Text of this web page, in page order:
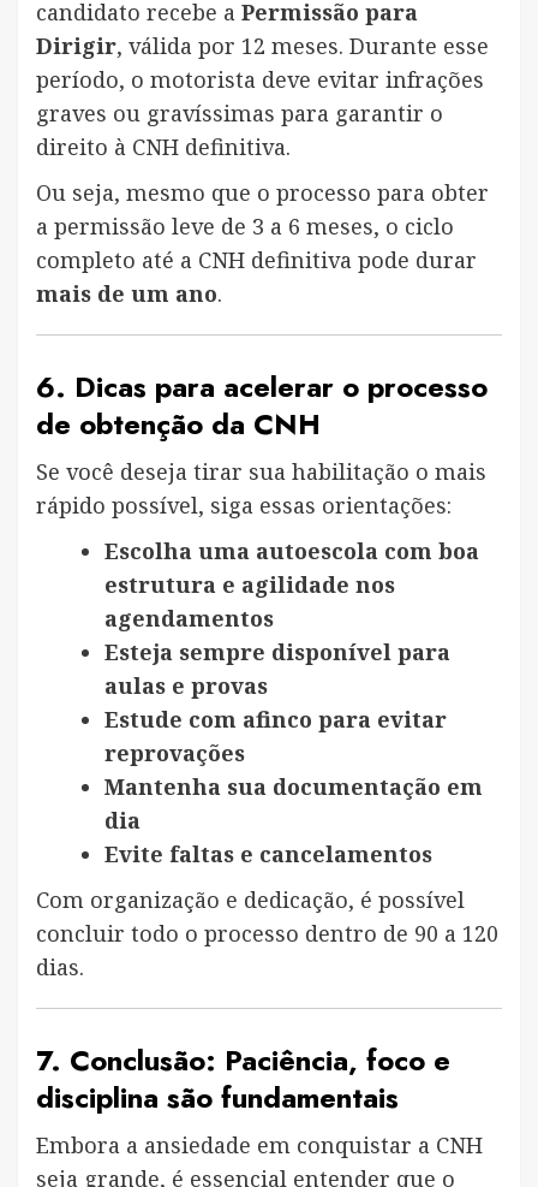
candidato recebe a Permissão para
Dirigir, válida por 12 meses. Durante esse
período, o motorista deve evitar infrações
graves ou gravíssimas para garantir o
direito à CNH definitiva.
Ou seja, mesmo que o processo para obter
a permissão leve de 3 a 6 meses, o ciclo
completo até a CNH definitiva pode durar
mais de um ano.
6. Dicas para acelerar o processo
de obtenção da CNH
Se você deseja tirar sua habilitação o mais
rápido possível, siga essas orientações:
Escolha uma autoescola com boa
estrutura e agilidade nos
agendamentos
Esteja sempre disponível para
aulas e provas
Estude com afinco para evitar
reprovações
Mantenha sua documentação em
dia
Evite faltas e cancelamentos
Com organização e dedicação, é possível
concluir todo o processo dentro de 90 a 120
dias.
7. Conclusão: Paciência, foco e
disciplina são fundamentais
Embora a ansiedade em conquistar a CNH
seja grande, é essencial entender que o